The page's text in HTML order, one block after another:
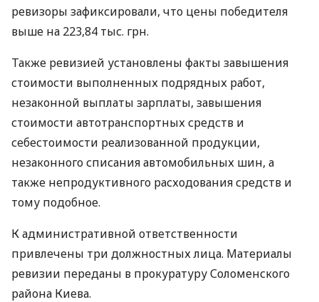
ревизоры зафиксировали, что цены победителя
выше на 223,84 тыс. грн.
Также ревизией установлены факты завышения
стоимости выполненных подрядных работ,
незаконной выплаты зарплаты, завышения
стоимости автотранспортных средств и
себестоимости реализованной продукции,
незаконного списания автомобильных шин, а
также непродуктивного расходования средств и
тому подобное.
К административной ответственности
привлечены три должностных лица. Материалы
ревизии переданы в прокуратуру Соломенского
района Киева.